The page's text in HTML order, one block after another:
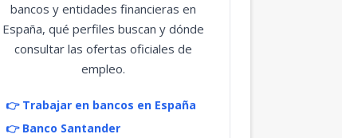
bancos y entidades financieras en
España, qué perfiles buscan y dónde
consultar las ofertas oficiales de
empleo.
👉 Trabajar en bancos en España
👉 Banco Santander